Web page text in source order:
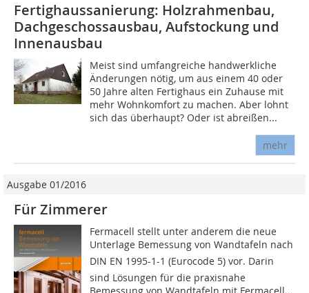
Fertighaussanierung: Holzrahmenbau,
Dachgeschossausbau, Aufstockung und
Innenausbau
Meist sind umfangreiche handwerkliche
Änderungen nötig, um aus einem 40 oder
50 Jahre alten Fertighaus ein Zuhause mit
mehr Wohnkomfort zu machen. Aber lohnt
sich das überhaupt? Oder ist abreißen...
mehr
Ausgabe 01/2016
Für Zimmerer
Fermacell stellt unter anderem die neue
Unterlage Bemessung von Wandtafeln nach
DIN EN 1995-1-1 (Eurocode 5) vor. Darin
sind Lösungen für die praxisnahe